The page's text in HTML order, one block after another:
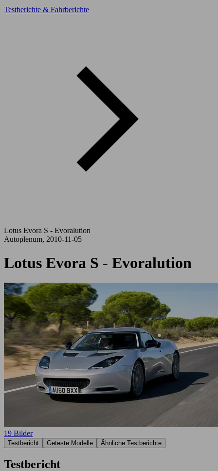
Testberichte & Fahrberichte
Lotus Evora S - Evoralution
Autoplenum, 2010-11-05
Lotus Evora S - Evoralution
19 Bilder
Testbericht Geteste Modelle Ähnliche Testberichte
Testbericht